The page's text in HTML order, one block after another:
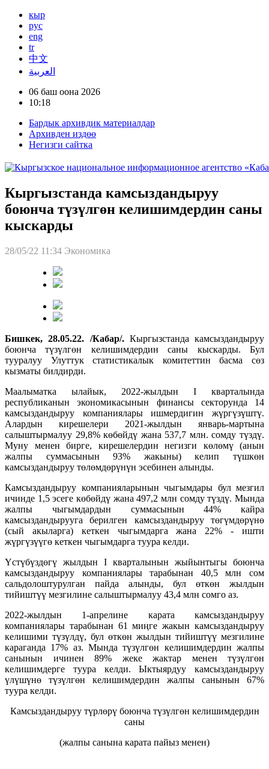
кыр
рус
eng
tr
中文
العربية
06 баш оона 2026
10:18
Бардык архивдик материалдар
Архивден издөө
Негизги сайтка
Кыргызстанда камсыздандыруу
боюнча түзүлгөн келишимдердин саны
кыскарды
28/05/22 11:34 Экономика
Бишкек, 28.05.22. /Кабар/. Кыргызстанда камсыздандыруу
боюнча түзүлгөн келишимдердин саны кыскарды. Бул
тууралуу Улуттук статистикалык комитеттин басма сөз
кызматы билдирди.
Маалыматка ылайык, 2022-жылдын I кварталында
республиканын экономикасынын финансы секторунда 14
камсыздандыруу компаниялары ишмердигин жүргүзүштү.
Алардын кирешелери 2021-жылдын январь-мартына
салыштырмалуу 29,8% көбөйдү жана 537,7 млн. сомду түздү.
Муну менен бирге, кирешелердин негизги көлөмү (анын
жалпы суммасынын 93% жакыны) келип түшкөн
камсыздандыруу төлөмдөрүнүн эсебинен алынды.
Камсыздандыруу компанияларынын чыгымдары бул мезгил
ичинде 1,5 эсеге көбөйдү жана 497,2 млн сомду түздү. Мында
жалпы чыгымдардын суммасынын 44% кайра
камсыздандырууга берилген камсыздандыруу төгүмдөрүнө
(сый акыларга) кеткен чыгымдарга жана 22% - ишти
жүргүзүүгө кеткен чыгымдарга туура келди.
Үстүбүздөгү жылдын I кварталынын жыйынтыгы боюнча
камсыздандыруу компаниялары тарабынан 40,5 млн сом
сальдолоштурулган пайда алынды, бул өткөн жылдын
тийиштүү мезгилине салыштырмалуу 43,4 млн сомго аз.
2022-жылдын 1-апрелине карата камсыздандыруу
компаниялары тарабынан 61 миңге жакын камсыздандыруу
келишими түзүлдү, бул өткөн жылдын тийиштүү мезгилине
караганда 17% аз. Мында түзүлгөн келишимдердин жалпы
санынын ичинен 89% жеке жактар менен түзүлгөн
келишимдерге туура келди. Ыктыярдуу камсыздандыруу
үлүшүнө түзүлгөн келишимдердин жалпы санынын 67%
туура келди.
Камсыздандыруу түрлөрү боюнча түзүлгөн келишимдердин
саны
(жалпы санына карата пайыз менен)